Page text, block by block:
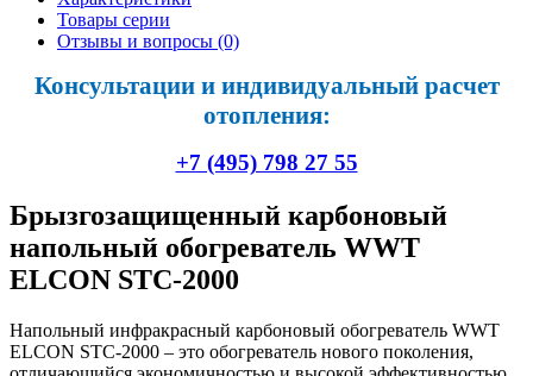
Товары серии
Отзывы и вопросы (0)
Консультации и индивидуальный расчет
отопления:
+7 (495) 798 27 55
Брызгозащищенный карбоновый
напольный обогреватель WWT
ELCON STC-2000
Напольный инфракрасный карбоновый обогреватель WWT
ELCON STC-2000 – это обогреватель нового поколения,